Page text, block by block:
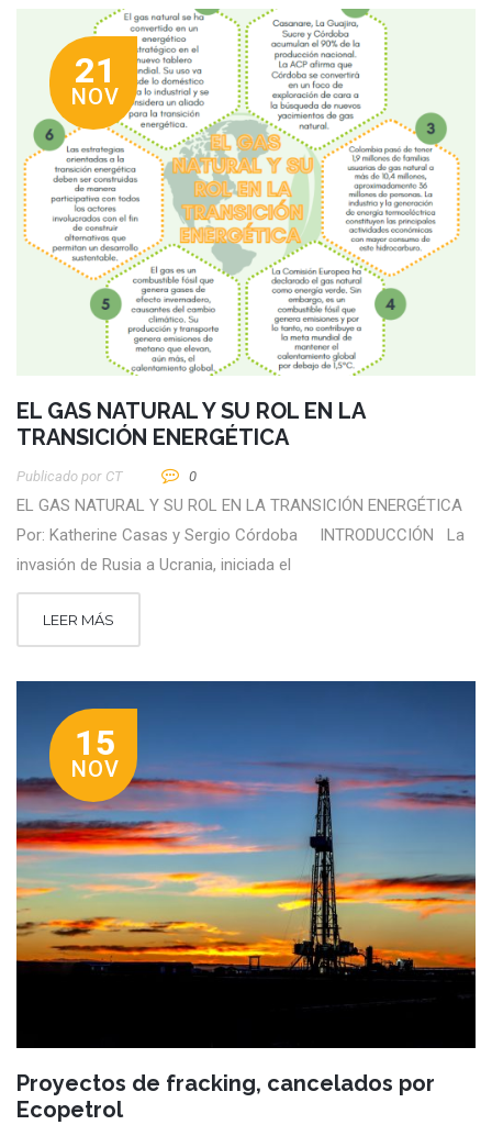
21
NOV
EL GAS NATURAL Y SU ROL EN LA
TRANSICIÓN ENERGÉTICA
Publicado por CT 0
EL GAS NATURAL Y SU ROL EN LA TRANSICIÓN ENERGÉTICA
Por: Katherine Casas y Sergio Córdoba INTRODUCCIÓN La
invasión de Rusia a Ucrania, iniciada el
LEER MÁS
15
NOV
Proyectos de fracking, cancelados por
Ecopetrol